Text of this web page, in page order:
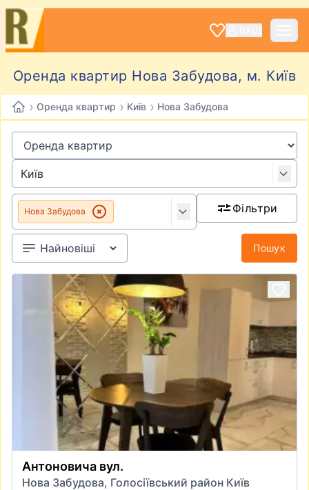
Оренда квартир Нова Забудова, м. Київ
› Оренда квартир › Київ › Нова Забудова
Нова Забудова Фільтри
Пошук
Антоновича вул.
Нова Забудова, Голосіївський район Київ